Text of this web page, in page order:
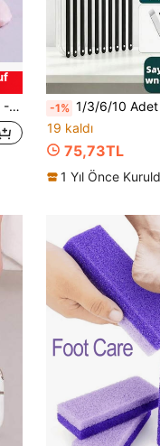
Bakımı -1% 1/3/6/10 Adet Ultra İnce Ayak Tırnağı Düzeltme Aleti Seti, Derin Kanallı Tırnak Bakım Yardımcı Çubuğu, Saklama Kutulu Taşınabilir Tırnak Arası
19 kaldı
75,73TL
1 Yıl Önce